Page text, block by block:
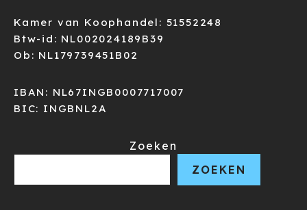
Kamer van Koophandel: 51552248
Btw-id: NL002024189B39
Ob: NL179739451B02
IBAN: NL67INGB0007717007
BIC: INGBNL2A
Zoeken
ZOEKEN